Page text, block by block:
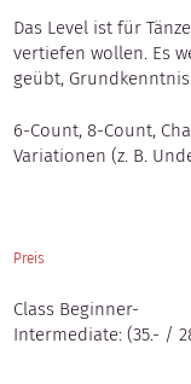
Das Level ist für
vertiefen wollen. Es
geübt,
6-Count, 8-Count,
Variationen (z. B.
Preis
Class Beginner-
Intermediate: (35.- /